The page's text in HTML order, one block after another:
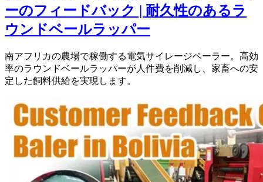
ーのフィードバック | 耐久性のあるラ
ウンドベールラッパー
南アフリカの農場で稼働する電気サイレージベーラー。高効
率のラウンドベールラッパーが人件費を削減し、家畜への安
定した飼料供給を実現します。